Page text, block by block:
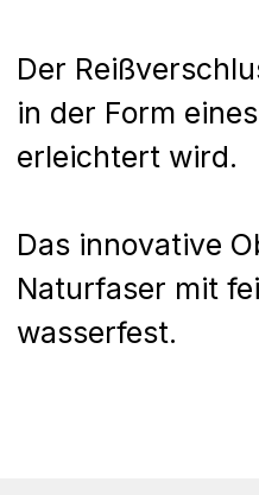
Der
in der Form
erleichtert wird.
Das innovative
Naturfaser mit
wasserfest.